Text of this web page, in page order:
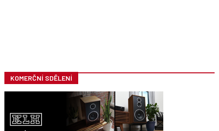
KOMERČNÍ SDĚLENÍ